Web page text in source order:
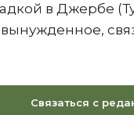
в Джербе
Связаться с